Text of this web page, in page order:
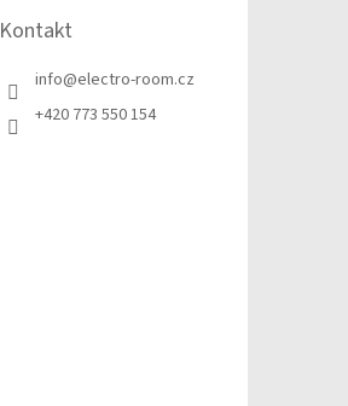
Kontakt
info@electro-room.cz
+420 773 550 154